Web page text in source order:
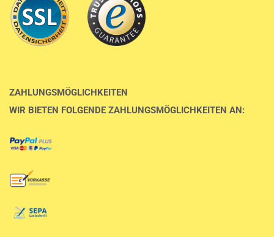
ZAHLUNGSMÖGLICHKEITEN
WIR BIETEN FOLGENDE ZAHLUNGSMÖGLICHKEITEN AN: